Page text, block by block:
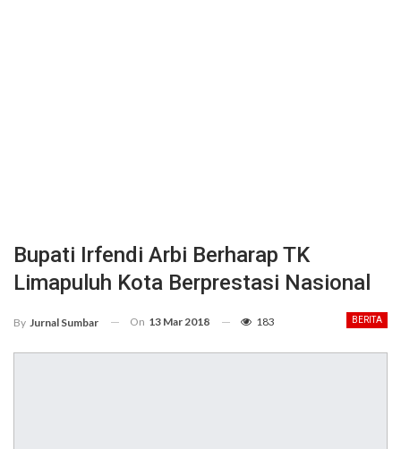
Bupati Irfendi Arbi Berharap TK
Limapuluh Kota Berprestasi Nasional
BERITA
By Jurnal Sumbar On 13 Mar 2018 183